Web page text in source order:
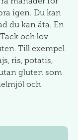
igen. Du kan
du kan äta. En
och lov
Till exempel
ris, potatis,
gluten som
och